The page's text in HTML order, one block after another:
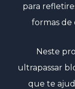
para
formas de
Neste
ultrapassar
que te